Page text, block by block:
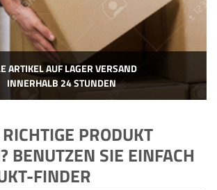
ARTIKEL AUF LAGER VERSAND
INNERHALB 24 STUNDEN
PRODUKT
BENUTZEN SIE EINFACH
FINDER